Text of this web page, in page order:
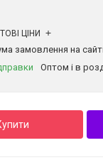
ЦІНИ
замовлення на
Оптом і в